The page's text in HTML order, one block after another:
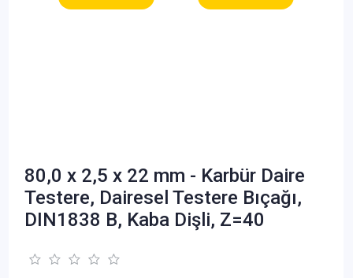
80,0 x 2,5 x 22 mm - Karbür Daire
Testere, Dairesel Testere Bıçağı,
DIN1838 B, Kaba Dişli, Z=40